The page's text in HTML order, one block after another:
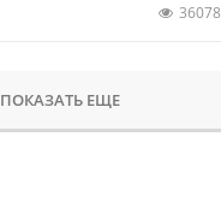
36078
ПОКАЗАТЬ ЕЩЕ